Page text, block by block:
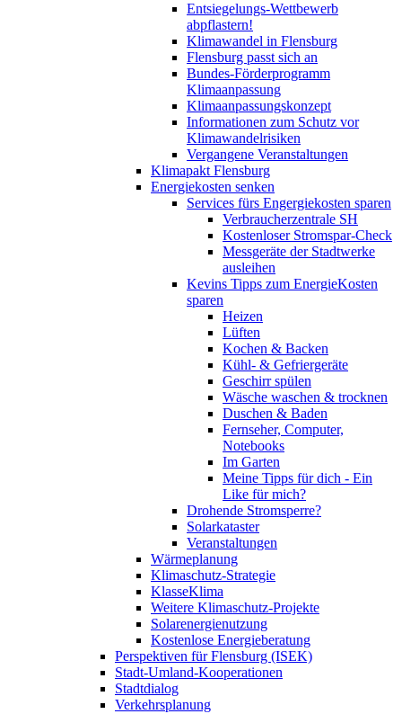
Entsiegelungs-Wettbewerb
abpflastern!
Klimawandel in Flensburg
Flensburg passt sich an
Bundes-Förderprogramm
Klimaanpassung
Klimaanpassungskonzept
Informationen zum Schutz vor
Klimawandelrisiken
Vergangene Veranstaltungen
Klimapakt Flensburg
Energiekosten senken
Services fürs Engergiekosten sparen
Verbraucherzentrale SH
Kostenloser Stromspar-Check
Messgeräte der Stadtwerke
ausleihen
Kevins Tipps zum EnergieKosten
sparen
Heizen
Lüften
Kochen & Backen
Kühl- & Gefriergeräte
Geschirr spülen
Wäsche waschen & trocknen
Duschen & Baden
Fernseher, Computer,
Notebooks
Im Garten
Meine Tipps für dich - Ein
Like für mich?
Drohende Stromsperre?
Solarkataster
Veranstaltungen
Wärmeplanung
Klimaschutz-Strategie
KlasseKlima
Weitere Klimaschutz-Projekte
Solarenergienutzung
Kostenlose Energieberatung
Perspektiven für Flensburg (ISEK)
Stadt-Umland-Kooperationen
Stadtdialog
Verkehrsplanung